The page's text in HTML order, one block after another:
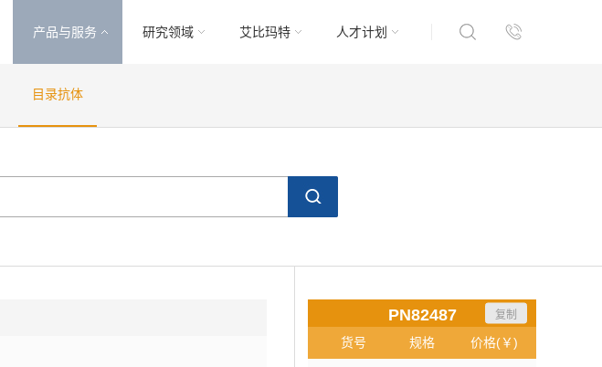
产品与服务 研究领域 艾比玛特 人才计划
目录抗体
PN82487 复制
货号 规格 价格(￥)